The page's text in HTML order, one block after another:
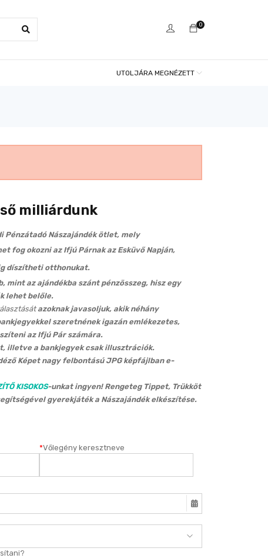
0
UTOLJÁRA MEGNÉZETT
milliárdunk
Pénzátadó Nászajándék ötlet, mely
fog okozni az Ifjú Párnak az Esküvő Napján,
díszítheti otthonukat.
mint az ajándékba szánt pénzösszeg, hisz egy
lehet belőle.
azoknak javasoljuk, akik néhány
szeretnének igazán emlékezetes,
az Ifjú Pár számára.
illetve a bankjegyek csak illusztrációk.
Képet nagy felbontású JPG képfájlban e-
KISOKOS-unkat ingyen! Rengeteg Tippet, Trükköt
gyerekjáték a Nászajándék elkészítése.
*Vőlegény keresztneve